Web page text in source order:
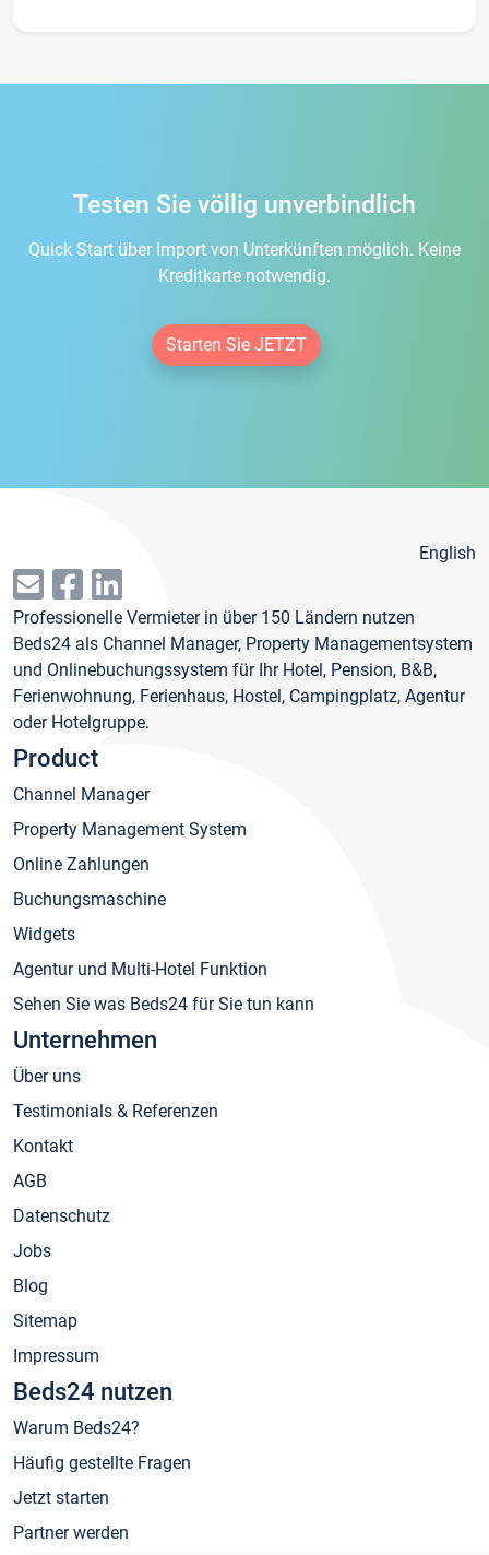
Testen Sie völlig unverbindlich
Quick Start über Import von Unterkünften möglich. Keine
Kreditkarte notwendig.
Starten Sie JETZT
English
Professionelle Vermieter in über 150 Ländern nutzen
Beds24 als Channel Manager, Property Managementsystem
und Onlinebuchungssystem für Ihr Hotel, Pension, B&B,
Ferienwohnung, Ferienhaus, Hostel, Campingplatz, Agentur
oder Hotelgruppe.
Product
Channel Manager
Property Management System
Online Zahlungen
Buchungsmaschine
Widgets
Agentur und Multi-Hotel Funktion
Sehen Sie was Beds24 für Sie tun kann
Unternehmen
Über uns
Testimonials & Referenzen
Kontakt
AGB
Datenschutz
Jobs
Blog
Sitemap
Impressum
Beds24 nutzen
Warum Beds24?
Häufig gestellte Fragen
Jetzt starten
Partner werden